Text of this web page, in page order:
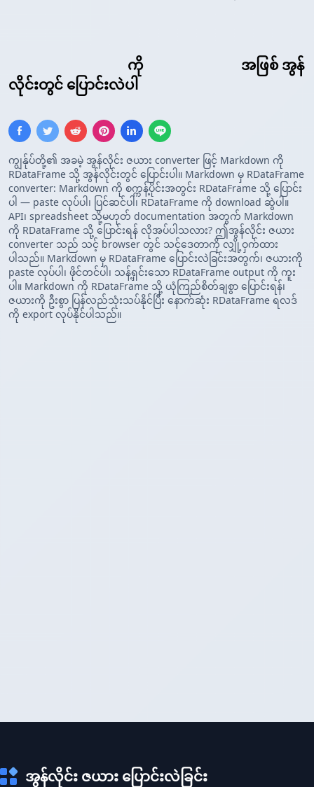
ကို
အဖြစ် အွန်
လိုင်းတွင် ပြောင်းလဲပါ
ကျွန်ုပ်တို့၏ အခမဲ့ အွန်လိုင်း ဇယား converter ဖြင့် Markdown ကို
RDataFrame သို့ အွန်လိုင်းတွင် ပြောင်းပါ။ Markdown မှ RDataFrame
converter: Markdown ကို စက္ကန့်ပိုင်းအတွင်း RDataFrame သို့ ပြောင်း
ပါ — paste လုပ်ပါ၊ ပြင်ဆင်ပါ၊ RDataFrame ကို download ဆွဲပါ။
API၊ spreadsheet သို့မဟုတ် documentation အတွက် Markdown
ကို RDataFrame သို့ ပြောင်းရန် လိုအပ်ပါသလား? ဤအွန်လိုင်း ဇယား
converter သည် သင့် browser တွင် သင့်ဒေတာကို လျှို့ဝှက်ထား
ပါသည်။ Markdown မှ RDataFrame ပြောင်းလဲခြင်းအတွက်၊ ဇယားကို
paste လုပ်ပါ၊ ဖိုင်တင်ပါ၊ သန့်ရှင်းသော RDataFrame output ကို ကူး
ပါ။ Markdown ကို RDataFrame သို့ ယုံကြည်စိတ်ချစွာ ပြောင်းရန်၊
ဇယားကို ဦးစွာ ပြန်လည်သုံးသပ်နိုင်ပြီး နောက်ဆုံး RDataFrame ရလဒ်
ကို export လုပ်နိုင်ပါသည်။
အွန်လိုင်း ဇယား ပြောင်းလဲခြင်း